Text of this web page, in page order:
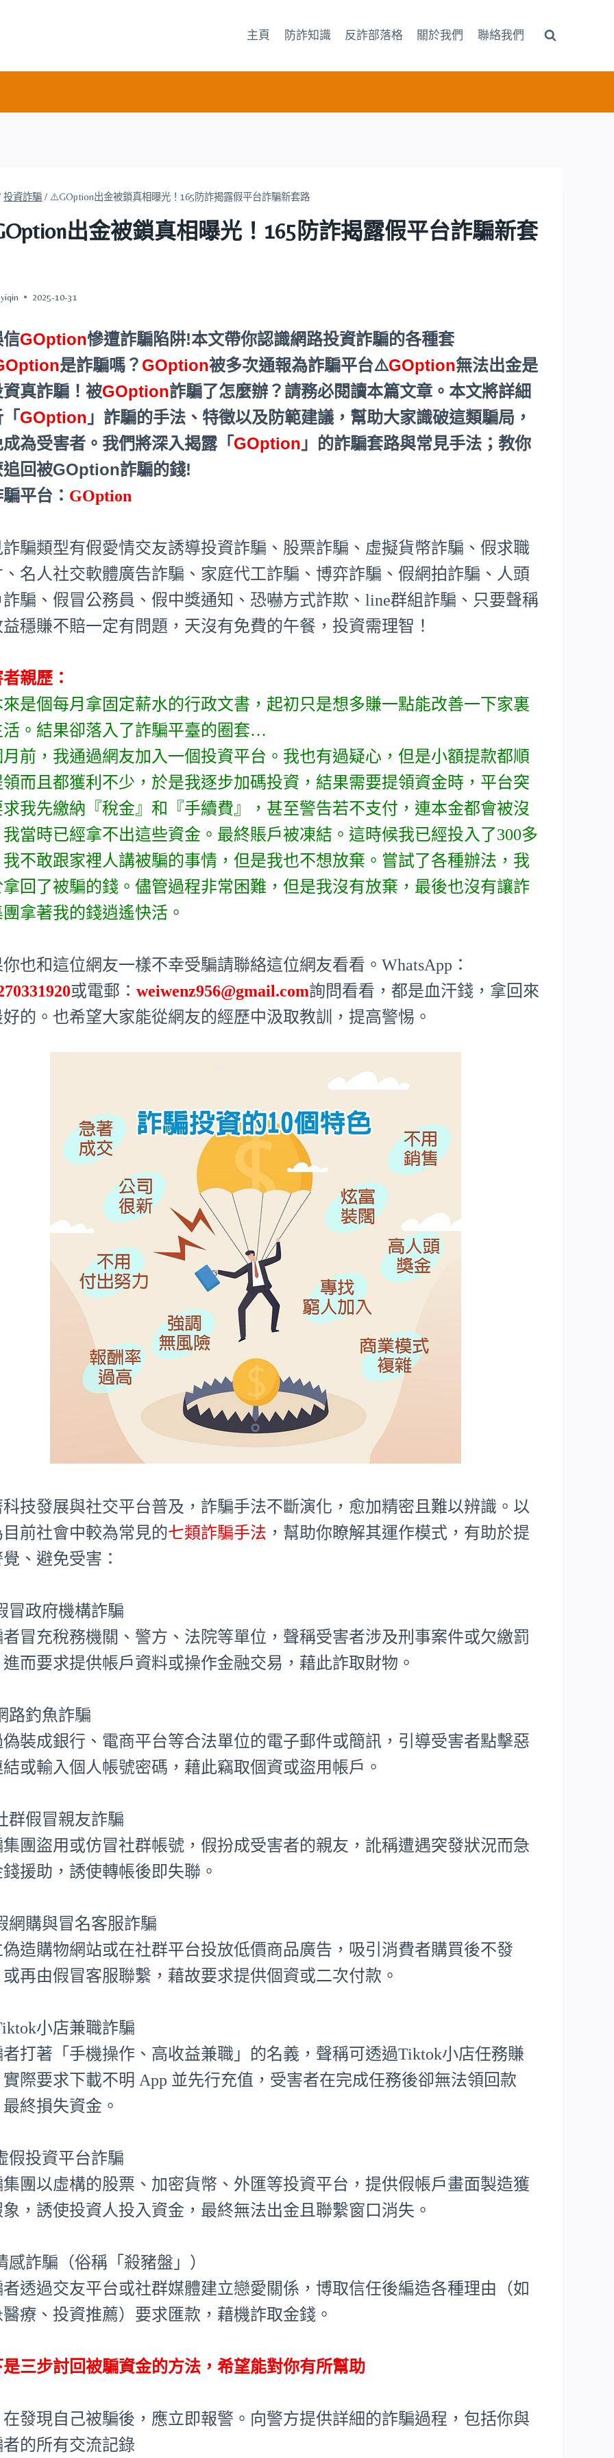
主頁 防詐知識 反詐部落格 關於我們 聯絡我們
投資詐騙 / ⚠️GOption出金被鎖真相曝光！165防詐揭露假平台詐騙新套路
出金被鎖真相曝光！165防詐揭露假平台詐騙新套
2025-10-31
信GOption慘遭詐騙陷阱!本文帶你認識網路投資詐騙的各種套
是詐騙嗎？ GOption被多次通報為詐騙平台⚠️GOption無法出金是
真詐騙！被GOption詐騙了怎麼辦？請務必閱讀本篇文章。本文將詳細
GOption 」詐騙的手法、特徵以及防範建議，幫助大家識破這類騙局，
為受害者。我們將深入揭露「 GOption 」的詐騙套路與常見手法；教你
追回被GOption詐騙的錢!
平台： GOption
騙類型有假愛情交友誘導投資詐騙、股票詐騙、虛擬貨幣詐騙、假求職
名人社交軟體廣告詐騙、家庭代工詐騙、博弈詐騙、假網拍詐騙、人頭
騙、假冒公務員、假中獎通知、恐嚇方式詐欺、line群組詐騙、只要聲稱
穩賺不賠一定有問題，天沒有免費的午餐，投資需理智！
親歷：
是個每月拿固定薪水的行政文書，起初只是想多賺一點能改善一下家裏
活。結果卻落入了詐騙平臺的圈套…
前，我通過網友加入一個投資平台。我也有過疑心，但是小額提款都順
而且都獲利不少，於是我逐步加碼投資，結果需要提領資金時，平台突
我先繳納『稅金』和『手續費』，甚至警告若不支付，連本金都會被沒
當時已經拿不出這些資金。最終賬戶被凍結。這時候我已經投入了300多
不敢跟家裡人講被騙的事情，但是我也不想放棄。嘗試了各種辦法，我
回了被騙的錢。儘管過程非常困難，但是我沒有放棄，最後也沒有讓詐
拿著我的錢逍遙快活。
也和這位網友一樣不幸受騙請聯絡這位網友看看。WhatsApp：
或電郵：weiwenz956@gmail.com詢問看看，都是血汗錢，拿回來
的。也希望大家能從網友的經歷中汲取教訓，提高警惕。
技發展與社交平台普及，詐騙手法不斷演化，愈加精密且難以辨識。以
前社會中較為常見的七類詐騙手法 ，幫助你瞭解其運作模式，有助於提
、避免受害：
冒政府機構詐騙
冒充稅務機關、警方、法院等單位，聲稱受害者涉及刑事案件或欠繳罰
而要求提供帳戶資料或操作金融交易，藉此詐取財物。
路釣魚詐騙
裝成銀行、電商平台等合法單位的電子郵件或簡訊，引導受害者點擊惡
或輸入個人帳號密碼，藉此竊取個資或盜用帳戶。
群假冒親友詐騙
團盜用或仿冒社群帳號，假扮成受害者的親友，訛稱遭遇突發狀況而急
援助，誘使轉帳後即失聯。
網購與冒名客服詐騙
造購物網站或在社群平台投放低價商品廣告，吸引消費者購買後不發
再由假冒客服聯繫，藉故要求提供個資或二次付款。
小店兼職詐騙
打著「手機操作、高收益兼職」的名義，聲稱可透過Tiktok小店任務賺
際要求下載不明 App 並先行充值，受害者在完成任務後卻無法領回款
終損失資金。
假投資平台詐騙
團以虛構的股票、加密貨幣、外匯等投資平台，提供假帳戶畫面製造獲
，誘使投資人投入資金，最終無法出金且聯繫窗口消失。
感詐騙（俗稱「殺豬盤」）
透過交友平台或社群媒體建立戀愛關係，博取信任後編造各種理由（如
療、投資推薦）要求匯款，藉機詐取金錢。
三步討回被騙資金的方法，希望能對你有所幫助
發現自己被騙後，應立即報警。向警方提供詳細的詐騙過程，包括你與
的所有交流記錄